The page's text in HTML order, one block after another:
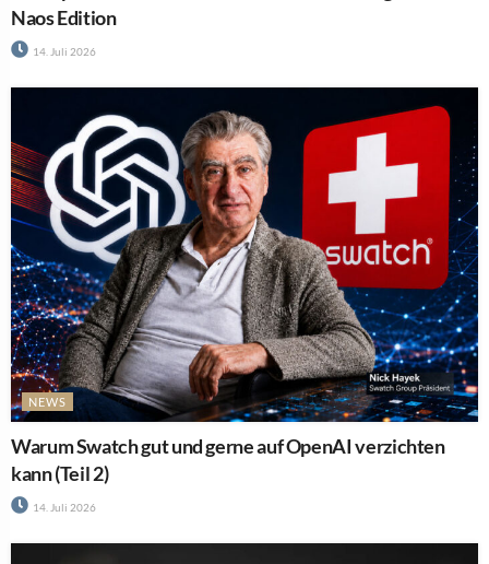
Naos Edition
14. Juli 2026
NEWS
Warum Swatch gut und gerne auf OpenAI verzichten
kann (Teil 2)
14. Juli 2026